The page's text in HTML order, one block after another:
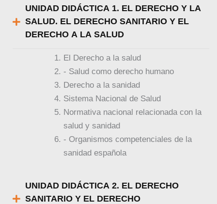
UNIDAD DIDÁCTICA 1. EL DERECHO Y LA
SALUD. EL DERECHO SANITARIO Y EL
DERECHO A LA SALUD
El Derecho a la salud
- Salud como derecho humano
Derecho a la sanidad
Sistema Nacional de Salud
Normativa nacional relacionada con la
salud y sanidad
- Organismos competenciales de la
sanidad española
UNIDAD DIDÁCTICA 2. EL DERECHO
SANITARIO Y EL DERECHO